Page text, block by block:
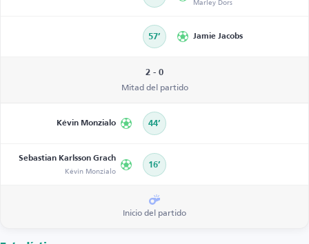
57’ Jamie Jacobs
2 - 0
Mitad del partido
Kévin Monzialo 44’
Sebastian Karlsson Grach
Kévin Monzialo 16’
Inicio del partido